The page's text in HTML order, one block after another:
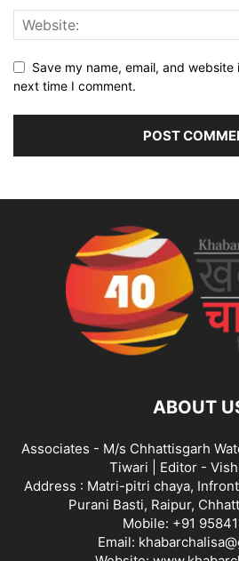
Save my name, email, and
next time I comment.
ABOUT
Associates - M/s Chhattisgarh
Tiwari | Editor -
Address : Matri-pitri chaya,
Purani Basti, Raipur,
Mobile: +91
Email: